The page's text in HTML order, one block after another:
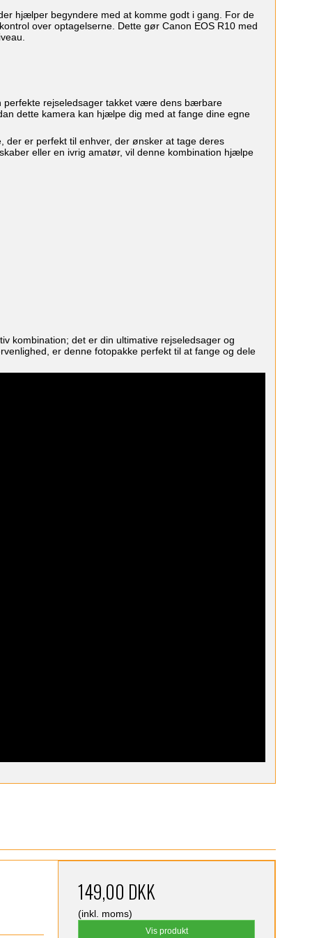
hjælper begyndere med at komme godt i gang. For de
over optagelserne. Dette gør Canon EOS R10 med
perfekte rejseledsager takket være dens bærbare
dette kamera kan hjælpe dig med at fange dine egne
der er perfekt til enhver, der ønsker at tage deres
eller en ivrig amatør, vil denne kombination hjælpe
kombination; det er din ultimative rejseledsager og
er denne fotopakke perfekt til at fange og dele
149,00 DKK
(inkl. moms)
Vis produkt